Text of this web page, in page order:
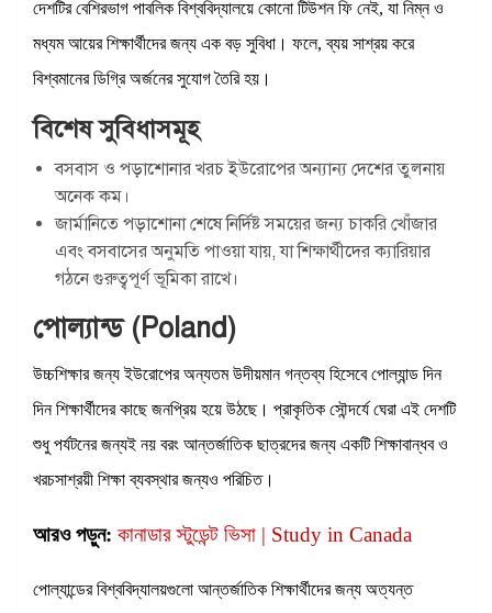
দেশটির বেশিরভাগ পাবলিক বিশ্ববিদ্যালয়ে কোনো টিউশন ফি নেই, যা নিম্ন ও
মধ্যম আয়ের শিক্ষার্থীদের জন্য এক বড় সুবিধা। ফলে, ব্যয় সাশ্রয় করে
বিশ্বমানের ডিগ্রি অর্জনের সুযোগ তৈরি হয়।
বিশেষ সুবিধাসমূহ
বসবাস ও পড়াশোনার খরচ ইউরোপের অন্যান্য দেশের তুলনায়
অনেক কম।
জার্মানিতে পড়াশোনা শেষে নির্দিষ্ট সময়ের জন্য চাকরি খোঁজার
এবং বসবাসের অনুমতি পাওয়া যায়, যা শিক্ষার্থীদের ক্যারিয়ার
গঠনে গুরুত্বপূর্ণ ভূমিকা রাখে।
পোল্যান্ড (Poland)
উচ্চশিক্ষার জন্য ইউরোপের অন্যতম উদীয়মান গন্তব্য হিসেবে পোল্যান্ড দিন
দিন শিক্ষার্থীদের কাছে জনপ্রিয় হয়ে উঠছে। প্রাকৃতিক সৌন্দর্যে ঘেরা এই দেশটি
শুধু পর্যটনের জন্যই নয় বরং আন্তর্জাতিক ছাত্রদের জন্য একটি শিক্ষাবান্ধব ও
খরচসাশ্রয়ী শিক্ষা ব্যবস্থার জন্যও পরিচিত।
আরও পড়ুন: কানাডার স্টুডেন্ট ভিসা | Study in Canada
পোল্যান্ডের বিশ্ববিদ্যালয়গুলো আন্তর্জাতিক শিক্ষার্থীদের জন্য অত্যন্ত